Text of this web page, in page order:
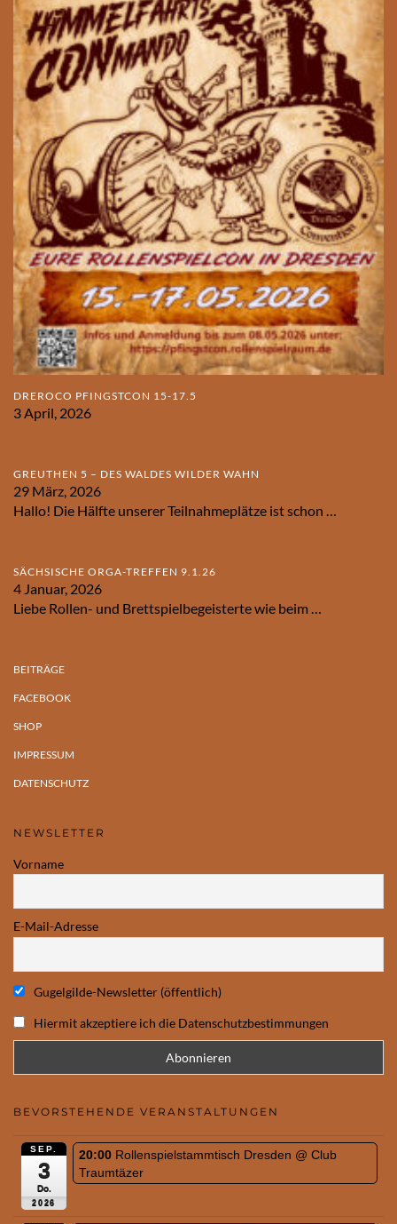
DREROCO PFINGSTCON 15-17.5
3 April, 2026
GREUTHEN 5 – DES WALDES WILDER WAHN
29 März, 2026
Hallo! Die Hälfte unserer Teilnahmeplätze ist schon
SÄCHSISCHE ORGA-TREFFEN 9.1.26
4 Januar, 2026
Liebe Rollen- und Brettspielbegeisterte wie beim
BEITRÄGE
FACEBOOK
SHOP
IMPRESSUM
DATENSCHUTZ
NEWSLETTER
Vorname
E-Mail-Adresse
Gugelgilde-Newsletter (öffentlich)
Hiermit akzeptiere ich die Datenschutzbestimmungen
BEVORSTEHENDE VERANSTALTUNGEN
SEP.
3
Do.
2026
20:00 Rollenspielstammtisch Dresden @ Club
Traumtäzer